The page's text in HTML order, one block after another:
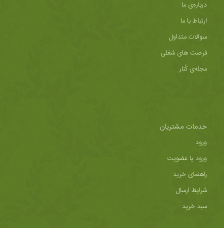
درباره‌ی ما
ارتباط با ما
سوالات متداول
فرصت های شغلی
مجله‌ی کُنار
خدمات مشتریان
ورود
ورود یا عضویت
راهنمای خرید
شرایط ارسال
سبد خرید